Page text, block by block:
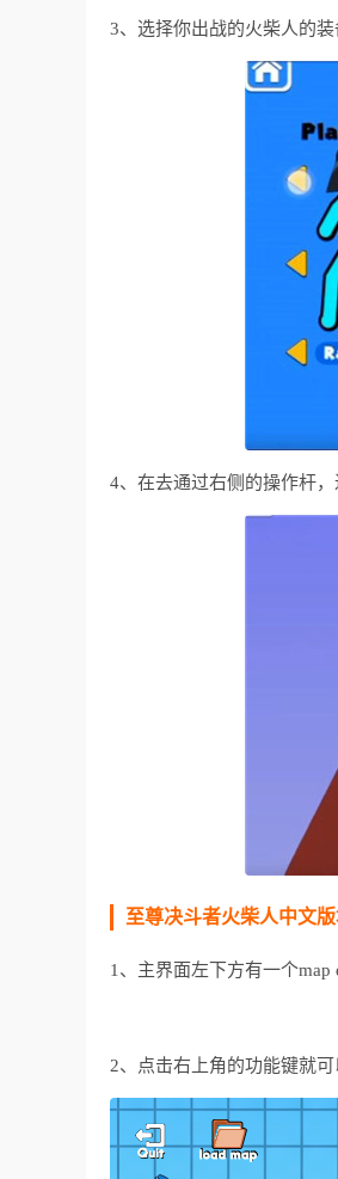
3、选择你出战的火柴人的
4、在去通过右侧的操作杆，
至尊决斗者火柴人中文
1、主界面左下方有一个map
2、点击右上角的功能键就